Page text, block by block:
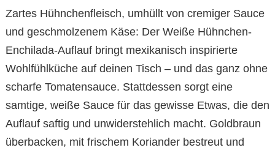
Zartes Hühnchenfleisch, umhüllt von cremiger Sauce
und geschmolzenem Käse: Der Weiße Hühnchen-
Enchilada-Auflauf bringt mexikanisch inspirierte
Wohlfühlküche auf deinen Tisch – und das ganz ohne
scharfe Tomatensauce. Stattdessen sorgt eine
samtige, weiße Sauce für das gewisse Etwas, die den
Auflauf saftig und unwiderstehlich macht. Goldbraun
überbacken, mit frischem Koriander bestreut und